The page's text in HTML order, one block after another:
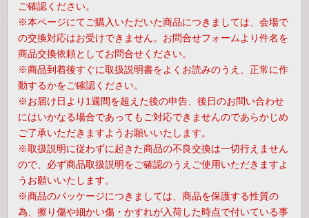
ご確認ください。
※本ページにてご購入いただいた商品につきましては、会場で
の交換対応はお受けできません。お問合せフォームより件名を
商品交換依頼としてお問合せください。
※商品到着後すぐに取扱説明書をよくお読みのうえ、正常に作
動するかをご確認ください。
※お届け日より1週間を超えた後の申告、後日のお問い合わせ
にはいかなる場合であってもご対応できませんのであらかじめ
ご了承いただきますようお願いいたします。
※取扱説明に従わずに起きた商品の不良交換は一切行えません
ので、必ず商品取扱説明をご確認のうえご使用いただきますよ
うお願いいたします。
※商品のパッケージにつきましては、商品を保護する性質の
為、擦り傷や細かい傷・かすれが入荷した時点で付いている事